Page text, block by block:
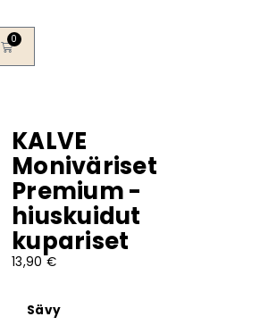
0
KALVE
Moniväriset
Premium -
hiuskuidut
kupariset
13,90 €
Sävy